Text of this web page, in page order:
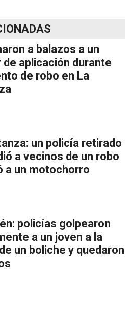
a balazos a un
aplicación durante
de robo en La
un policía retirado
a vecinos de un robo
a un motochorro
policías golpearon
a un joven a la
un boliche y quedaron